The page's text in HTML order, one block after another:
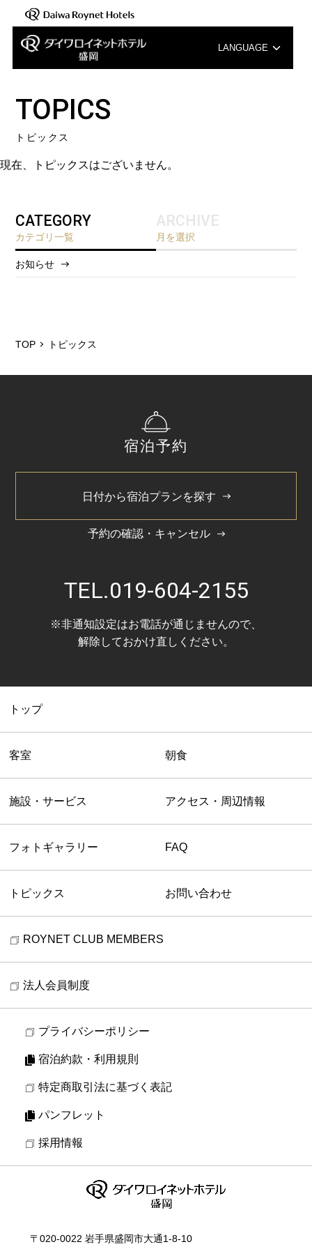
LANGUAGE
TOPICS
トピックス
現在、トピックスはございません。
CATEGORY
カテゴリ一覧
お知らせ
ARCHIVE
月を選択
2025/12
2024/5
TOP トピックス
宿泊予約
日付から宿泊プランを探す
予約の確認・キャンセル
TEL.019-604-2155
※非通知設定はお電話が通じませんので、
解除しておかけ直しください。
トップ
客室 朝食
施設・サービス アクセス・周辺情報
フォトギャラリー FAQ
トピックス お問い合わせ
ROYNET CLUB MEMBERS
法人会員制度
プライバシーポリシー
宿泊約款・利用規則
特定商取引法に基づく表記
パンフレット
採用情報
〒020-0022 岩手県盛岡市大通1-8-10